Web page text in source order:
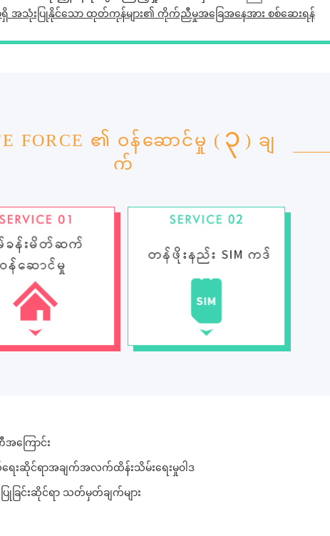
သုံးပြုနိုင်သော ထုတ်ကုန်များ၏ ကိုက်ညီမှုအခြေအနေအား စစ်ဆေးရန်
FORCE ၏ ဝန်ဆောင်မှု ( ၃ ) ချ
က်
အကြောင်း
ရေးဆိုင်ရာအချက်အလက်ထိန်းသိမ်းရေးမှု၀ါဒ
ြုခြင်းဆိုင်ရာ သတ်မှတ်ချက်များ